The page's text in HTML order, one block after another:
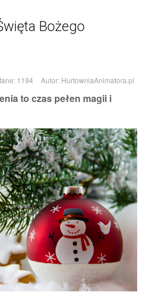
Bożego
1194 Autor: HurtowniaAnimatora.pl
to czas pełen magii i